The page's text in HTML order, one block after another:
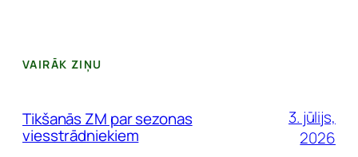
VAIRĀK ZIŅU
Tikšanās ZM par sezonas
viesstrādniekiem
3. jūlijs,
2026